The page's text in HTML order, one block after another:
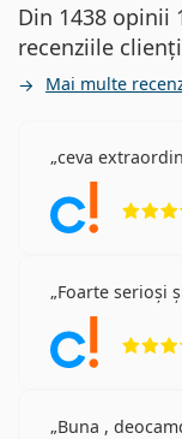
Din 1438 opinii
recenziile
Mai multe
ceva
Foarte serioși
Buna ,